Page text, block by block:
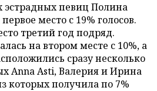
эстрадных певиц Полина
место с 19% голосов.
третий год подряд.
на втором месте с 10%, а
сразу несколько
Anna Asti, Валерия и Ирина
которых получила по 7%